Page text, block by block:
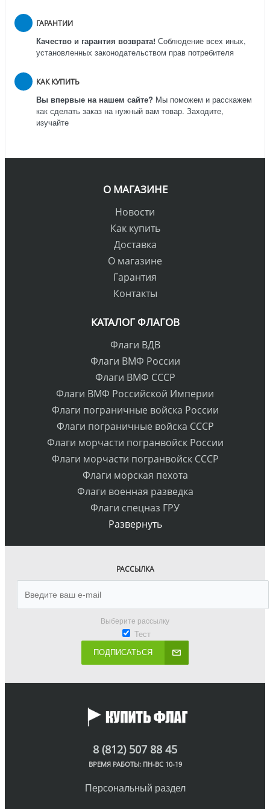
ГАРАНТИИ
Качество и гарантия возврата! Соблюдение всех иных,
установленных законодательством прав потребителя
КАК КУПИТЬ
Вы впервые на нашем сайте? Мы поможем и расскажем
как сделать заказ на нужный вам товар. Заходите,
изучайте
О МАГАЗИНЕ
Новости
Как купить
Доставка
О магазине
Гарантия
Контакты
КАТАЛОГ ФЛАГОВ
Флаги ВДВ
Флаги ВМФ России
Флаги ВМФ СССР
Флаги ВМФ Российской Империи
Флаги пограничные войска России
Флаги пограничные войска СССР
Флаги морчасти погранвойск России
Флаги морчасти погранвойск СССР
Флаги морская пехота
Флаги военная разведка
Флаги спецназ ГРУ
Развернуть
РАССЫЛКА
Выберите рассылку
Тест
ПОДПИСАТЬСЯ
8 (812) 507 88 45
ВРЕМЯ РАБОТЫ: ПН-ВС 10-19
Персональный раздел